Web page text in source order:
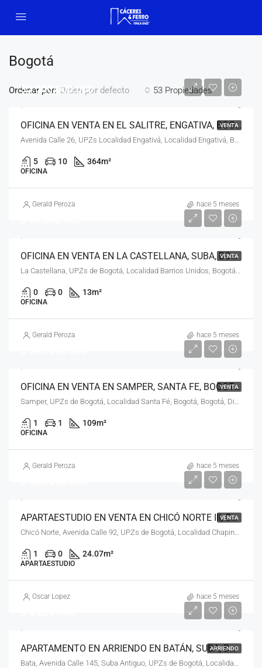
Bogotá
53 Propiedades
Ordenar por: Orden por defecto
VENTA
$5.500.000.000
OFICINA EN VENTA EN EL SALITRE, ENGATIVA, BOGOTÁ, D.C
Avenida Calle 26, UPZs Localidad Engativá, Localidad Engativá, Bogotá, Bogotá, Distrito Capital, RAP (Especial) Central, 111071, Colombia
5 10 364m²
OFICINA
Gerald Peroza hace 5 meses
VENTA
OFICINA EN VENTA EN LA CASTELLANA, SUBA, BOGOTÁ, D.C. – (971)
La Castellana, UPZs de Bogotá, Localidad Barrios Unidos, Bogotá, Bogotá, Distrito Capital, RAP (Especial) Central, Colombia
0 0 13m²
OFICINA
Gerald Peroza hace 5 meses
VENTAOFICINA EN VENTA EN SAMPER, SANTA FE, BOGOTÁ, D.C. – (974)
Samper, UPZs de Bogotá, Localidad Santa Fé, Bogotá, Bogotá, Distrito Capital, RAP (Especial) Central, Colombia
1 1 109m²
OFICINA
Gerald Peroza hace 5 meses
VENTA
APARTAESTUDIO EN VENTA EN CHICÓ NORTE III, CHAPINERO, BOGOTÁ, D.C. – (975)
Chicó Norte, Avenida Calle 92, UPZs de Bogotá, Localidad Chapinero, Bogotá, Bogotá, Distrito Capital, RAP (Especial) Central, 110221, Colombia
1 0 24.07m²
APARTAESTUDIO
Oscar Lopez hace 5 meses
ARRIENDO
APARTAMENTO EN ARRIENDO EN BATÁN, SUBA, BOGOTÁ, D.C. – (963)
Bata, Avenida Calle 145, Suba Antiguo, UPZs de Bogotá, Localidad Suba, Bogotá, Bogotá, Distrito Capital, RAP (Especial) Central, 111161, Colombia